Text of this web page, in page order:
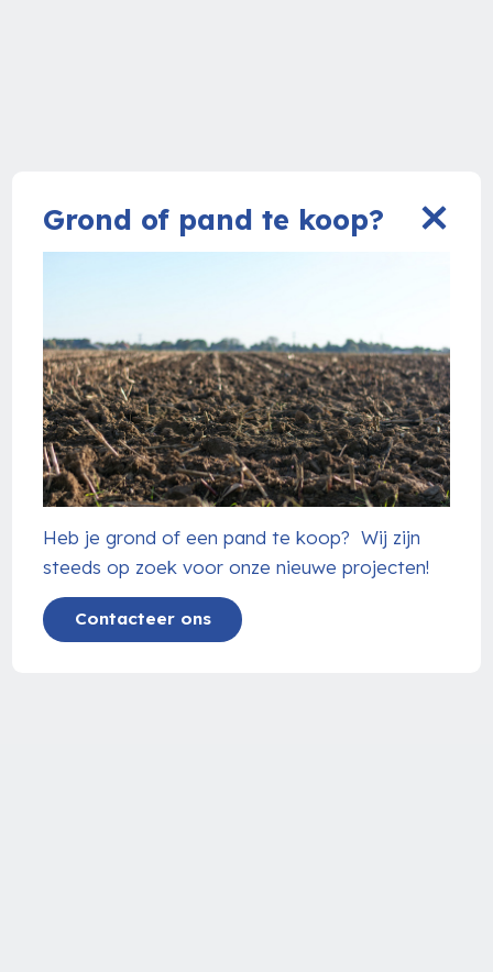
Grond of pand te koop?
Heb je grond of een pand te koop? Wij zijn
steeds op zoek voor onze nieuwe projecten!
Contacteer ons